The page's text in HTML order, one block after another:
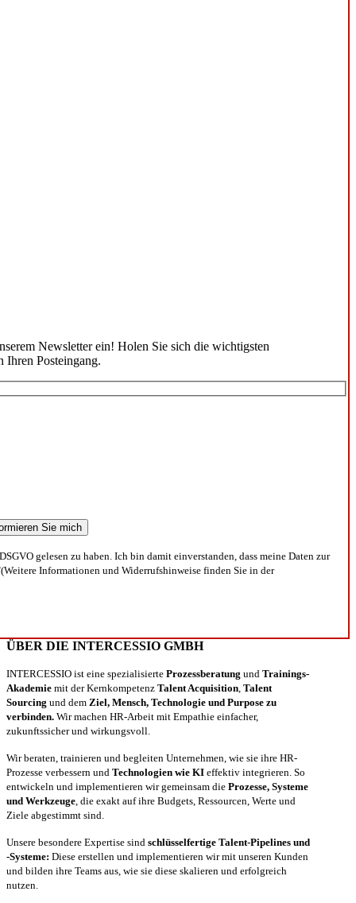
Newsletter ein! Holen Sie sich die wichtigsten
Ihren Posteingang.
gelesen zu haben. Ich bin damit einverstanden, dass meine Daten zur
Informationen und Widerrufshinweise finden Sie in der
ÜBER DIE INTERCESSIO GMBH
INTERCESSIO ist eine spezialisierte Prozessberatung und Trainings-
Akademie mit der Kernkompetenz Talent Acquisition Talent
Sourcing und dem Ziel, Mensch, Technologie und Purpose zu
verbinden. Wir machen HR-Arbeit mit Empathie einfacher,
zukunftssicher und wirkungsvoll.
Wir beraten, trainieren und begleiten Unternehmen, wie sie ihre HR-
Prozesse verbessern und Technologien wie KI effektiv integrieren. So
entwickeln und implementieren wir gemeinsam die Prozesse, Systeme
und Werkzeuge , die exakt auf ihre Budgets, Ressourcen, Werte und
Ziele abgestimmt sind.
Unsere besondere Expertise sind schlüsselfertige Talent-Pipelines und
-Systeme: Diese erstellen und implementieren wir mit unseren Kunden
und bilden ihre Teams aus, wie sie diese skalieren und erfolgreich
nutzen.